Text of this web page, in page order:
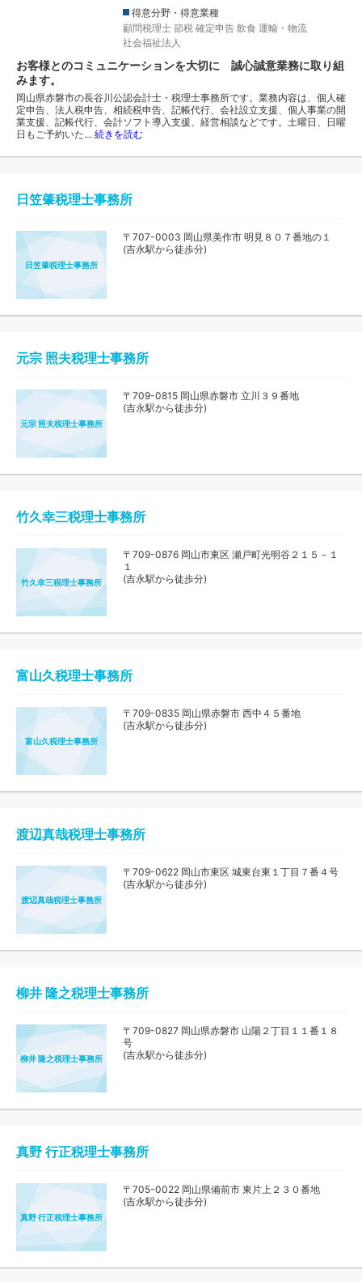
得意分野・得意業種
顧問税理士 節税 確定申告 飲食 運輸・物流
社会福祉法人
お客様とのコミュニケーションを大切に 誠心誠意業務に取り組
みます。
岡山県赤磐市の長谷川公認会計士・税理士事務所です。業務内容は、個人確
定申告、法人税申告、相続税申告、記帳代行、会社設立支援、個人事業の開
業支援、記帳代行、会計ソフト導入支援、経営相談などです。土曜日、日曜
日もご予約いた… 続きを読む
日笠肇税理士事務所
日笠肇税理士事務所
〒707-0003 岡山県美作市 明見８０７番地の１
(吉永駅から徒歩分)
元宗 照夫税理士事務所
元宗 照夫税理士事務所
〒709-0815 岡山県赤磐市 立川３９番地
(吉永駅から徒歩分)
竹久幸三税理士事務所
竹久幸三税理士事務所
〒709-0876 岡山市東区 瀬戸町光明谷２１５－１
１
(吉永駅から徒歩分)
富山久税理士事務所
富山久税理士事務所
〒709-0835 岡山県赤磐市 西中４５番地
(吉永駅から徒歩分)
渡辺真哉税理士事務所
渡辺真哉税理士事務所
〒709-0622 岡山市東区 城東台東１丁目７番４号
(吉永駅から徒歩分)
柳井 隆之税理士事務所
柳井 隆之税理士事務所
〒709-0827 岡山県赤磐市 山陽２丁目１１番１８
号
(吉永駅から徒歩分)
真野 行正税理士事務所
真野 行正税理士事務所
〒705-0022 岡山県備前市 東片上２３０番地
(吉永駅から徒歩分)